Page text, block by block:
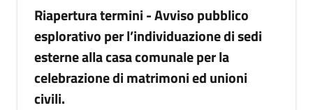
Riapertura termini - Avviso pubblico
esplorativo per l’individuazione di sedi
esterne alla casa comunale per la
celebrazione di matrimoni ed unioni
civili.